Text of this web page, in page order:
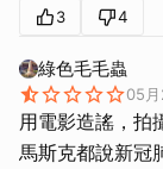
3 4
綠色毛毛蟲
05
用電影造謠，拍
馬斯克都說新冠